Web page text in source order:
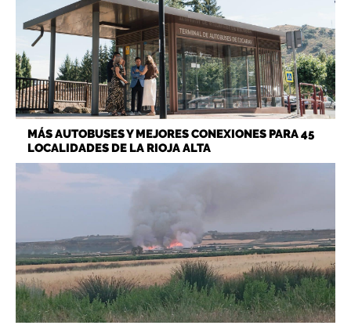
MÁS AUTOBUSES Y MEJORES CONEXIONES PARA 45
LOCALIDADES DE LA RIOJA ALTA